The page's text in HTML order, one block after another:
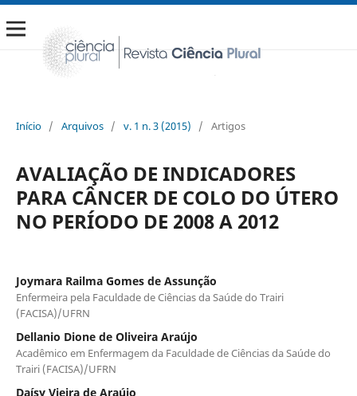
Início / Arquivos / v. 1 n. 3 (2015) / Artigos
AVALIAÇÃO DE INDICADORES
PARA CÂNCER DE COLO DO ÚTERO
NO PERÍODO DE 2008 A 2012
Joymara Railma Gomes de Assunção
Enfermeira pela Faculdade de Ciências da Saúde do Trairi
(FACISA)/UFRN
Dellanio Dione de Oliveira Araújo
Acadêmico em Enfermagem da Faculdade de Ciências da Saúde do
Trairi (FACISA)/UFRN
Daísy Vieira de Araújo